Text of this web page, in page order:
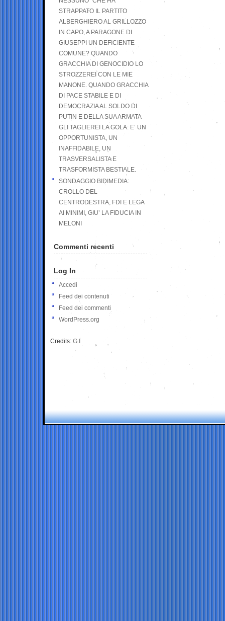
STRAPPATO IL PARTITO
ALBERGHIERO AL GRILLOZZO
IN CAPO, A PARAGONE DI
GIUSEPPI UN DEFICIENTE
COMUNE? QUANDO
GRACCHIA DI GENOCIDIO LO
STROZZEREI CON LE MIE
MANONE. QUANDO GRACCHIA
DI PACE STABILE E DI
DEMOCRAZIA AL SOLDO DI
PUTIN E DELLA SUA ARMATA
GLI TAGLIEREI LA GOLA: E’ UN
OPPORTUNISTA, UN
INAFFIDABILE, UN
TRASVERSALISTA E
TRASFORMISTA BESTIALE.
SONDAGGIO BIDIMEDIA:
CROLLO DEL
CENTRODESTRA, FDI E LEGA
AI MINIMI, GIU’ LA FIDUCIA IN
MELONI
Commenti recenti
Log In
Accedi
Feed dei contenuti
Feed dei commenti
WordPress.org
Credits: G.I